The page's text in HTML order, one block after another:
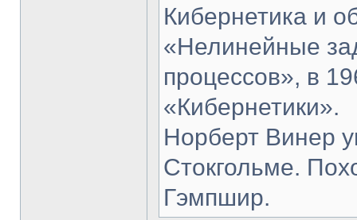
Кибернетика и
«Нелинейные
процессов», в
«Кибернетики».
Норберт Винер
Стокгольме.
Гэмпшир.